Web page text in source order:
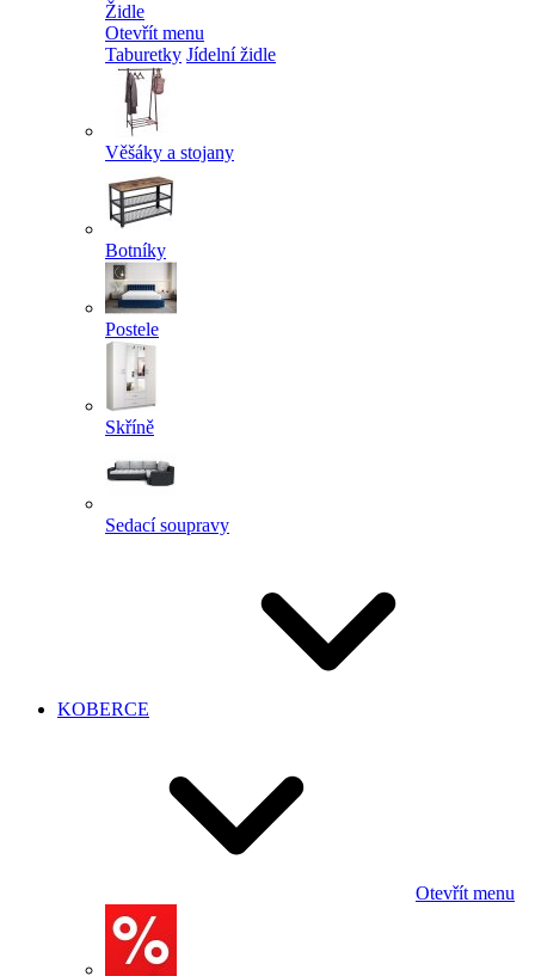
Židle
Otevřít menu
Taburetky Jídelní židle
Věšáky a stojany
Botníky
Postele
Skříně
Sedací soupravy
KOBERCE
Otevřít menu